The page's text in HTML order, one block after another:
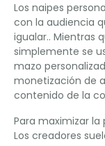
Los naipes
con la audiencia
igualar.. Mientras
simplemente se
mazo
monetización de
contenido de la
Para maximizar la
Los creadores